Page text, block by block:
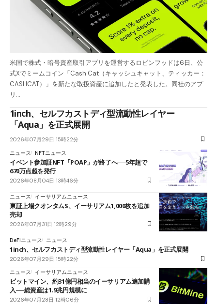
米国で株式・暗号資産取引アプリを運営するロビンフッドは6日、公
式Xでミームコイン「Cash Cat（キャッシュキャット、ティッカー：
CASHCAT）」を新たな取扱資産に追加したと発表した。同社のアプ
リ…
1inch、セルフカストディ型流動性レイヤー
「Aqua」を正式展開
2026年07月29日 15時22分
ニュース NFTニュース
イベント参加証NFT「POAP」が終了へ──5年超で
670万点超を発行
2026年08月04日 13時46分
ニュース イーサリアムニュース
東証上場クオンタムS、イーサリアム1,000枚を追加
売却
2026年07月31日 12時29分
DeFiニュース ニュース
1inch、セルフカストディ型流動性レイヤー「Aqua」を正式展開
2026年07月29日 15時22分
ニュース
イーサリアムニュース
ビットマイン、約31億円相当のイーサリアム追加購
入──総資産は1.9兆円規模に
2026年07月28日 12時06分